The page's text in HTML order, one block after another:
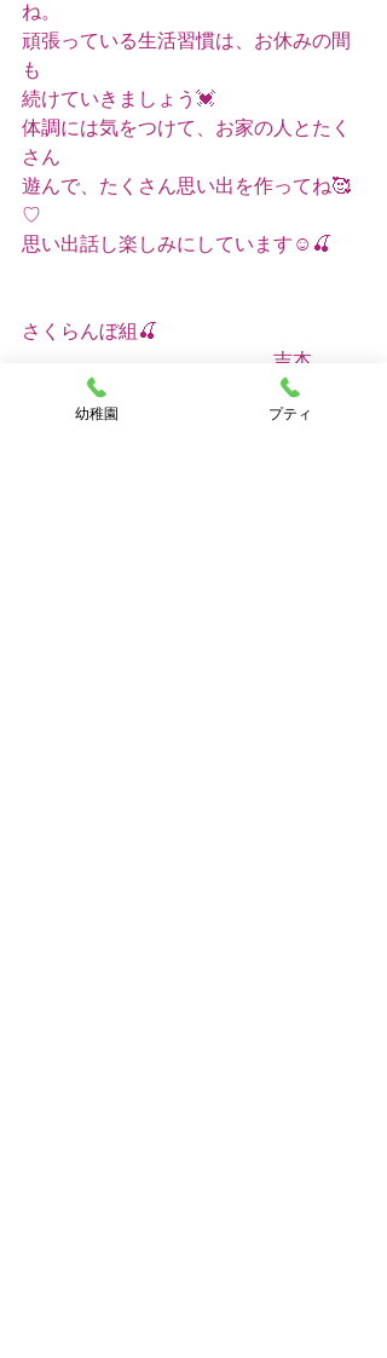
ね。
頑張っている生活習慣は、お休みの間
も
続けていきましょう💓
体調には気をつけて、お家の人とたく
さん
遊んで、たくさん思い出を作ってね🥰
♡
思い出話し楽しみにしています☺️🍒
さくらんぼ組🍒
吉本
さくらんぼ組
幼稚園 プティ